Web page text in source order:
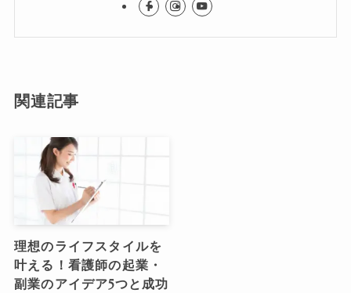
関連記事
理想のライフスタイルを
叶える！看護師の起業・
副業のアイデア5つと成功